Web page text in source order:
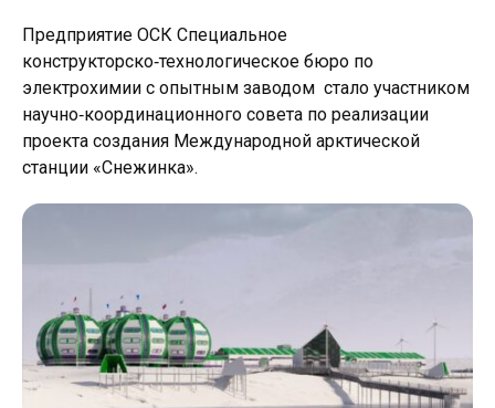
Предприятие ОСК Специальное
конструкторско‑технологическое бюро по
электрохимии с опытным заводом стало участником
научно‑координационного совета по реализации
проекта создания Международной арктической
станции «Снежинка».